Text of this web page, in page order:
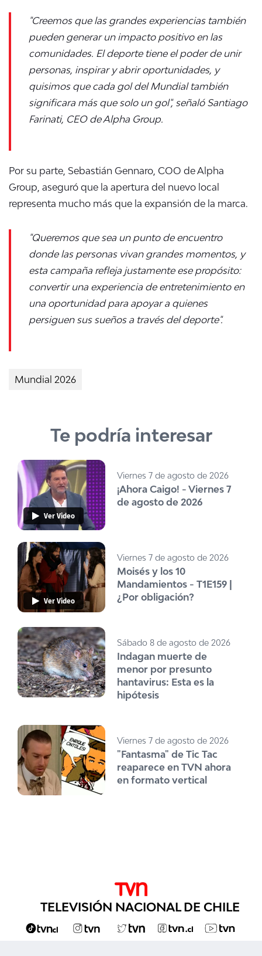
"Creemos que las grandes experiencias también
pueden generar un impacto positivo en las
comunidades. El deporte tiene el poder de unir
personas, inspirar y abrir oportunidades, y
quisimos que cada gol del Mundial también
significara más que solo un gol", señaló Santiago
Farinati, CEO de Alpha Group.
Por su parte, Sebastián Gennaro, COO de Alpha
Group, aseguró que la apertura del nuevo local
representa mucho más que la expansión de la marca.
"Queremos que sea un punto de encuentro
donde las personas vivan grandes momentos, y
esta campaña refleja justamente ese propósito:
convertir una experiencia de entretenimiento en
una oportunidad para apoyar a quienes
persiguen sus sueños a través del deporte".
Mundial 2026
Te podría interesar
Ver Video
Viernes 7 de agosto de 2026
¡Ahora Caigo! - Viernes 7
de agosto de 2026
Ver Video
Viernes 7 de agosto de 2026
Moisés y los 10
Mandamientos - T1E159 |
¿Por obligación?
Sábado 8 de agosto de 2026
Indagan muerte de
menor por presunto
hantavirus: Esta es la
hipótesis
Viernes 7 de agosto de 2026
"Fantasma" de Tic Tac
reaparece en TVN ahora
en formato vertical
TELEVISIÓN NACIONAL DE CHILE